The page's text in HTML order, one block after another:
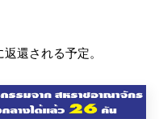
還される予定。